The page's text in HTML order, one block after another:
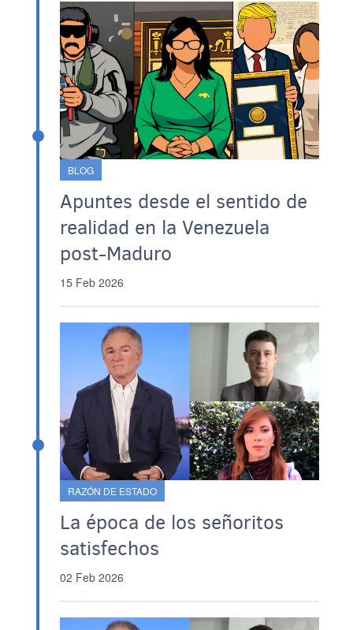
BLOG
Apuntes desde el sentido de
realidad en la Venezuela
post-Maduro
15 Feb 2026
RAZÓN DE ESTADO
La época de los señoritos
satisfechos
02 Feb 2026